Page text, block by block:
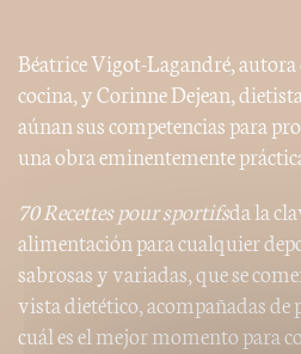
Béatrice Vigot-Lagandré,
cocina, y Corinne Dejean,
aúnan sus competencias para
una obra eminentemente
70 Recettes poursportifsda la
alimentación para cualquier
sabrosas y variadas, que se
vista dietético, acompañadas
cuál es el mejor momento para